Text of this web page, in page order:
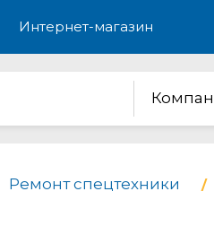
Интернет-магазин
Ремонт спецтехники